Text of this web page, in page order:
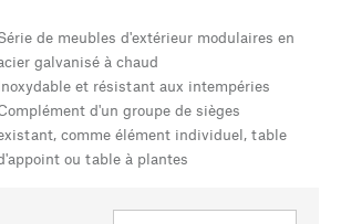
de meubles d'extérieur modulaires en
galvanisé à chaud
et résistant aux intempéries
d'un groupe de sièges
comme élément individuel, table
ou table à plantes